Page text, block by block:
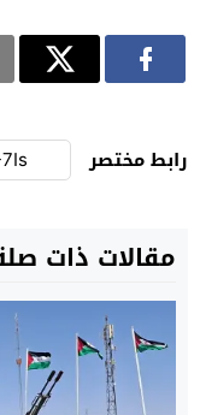
رابط مختصر
مقالات ذات